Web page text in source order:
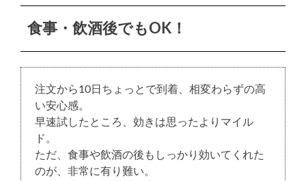
食事・飲酒後でもOK！
注文から10日ちょっとで到着、相変わらずの高
い安心感。
早速試したところ、効きは思ったよりマイル
ド。
ただ、食事や飲酒の後もしっかり効いてくれた
のが、非常に有り難い。